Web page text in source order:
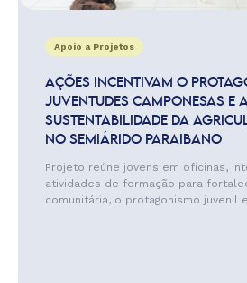
Apoio a Projetos
AÇÕES INCENTIVAM O
JUVENTUDES CAMPONESAS E
SUSTENTABILIDADE DA
NO SEMIÁRIDO PARAIBANO
Projeto reúne jovens em oficinas,
atividades de formação para
comunitária, o protagonismo juvenil